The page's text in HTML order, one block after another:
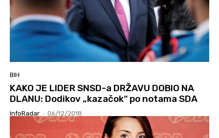
BIH
KAKO JE LIDER SNSD-a DRŽAVU DOBIO NA
DLANU: Dodikov „kazačok“ po notama SDA
InfoRadar - 06/12/2018